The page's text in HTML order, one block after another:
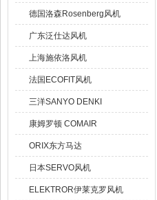
德国洛森Rosenberg风机
广东泛仕达风机
上海施依洛风机
法国ECOFIT风机
三洋SANYO DENKI
康姆罗顿 COMAIR
ORIX东方马达
日本SERVO风机
ELEKTROR伊莱克罗风机